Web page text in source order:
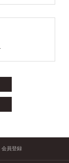
会員登録